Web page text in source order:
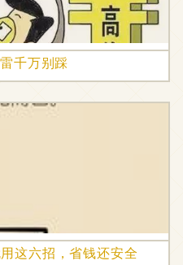
千万别踩
这六招，省钱还安全